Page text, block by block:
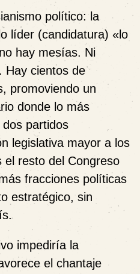
político: la
líder (candidatura) «lo
hay mesías. Ni
Hay cientos de
promoviendo un
donde lo más
partidos
legislativa mayor a los
el resto del Congreso
fracciones políticas
estratégico, sin
.
impediría la
el chantaje